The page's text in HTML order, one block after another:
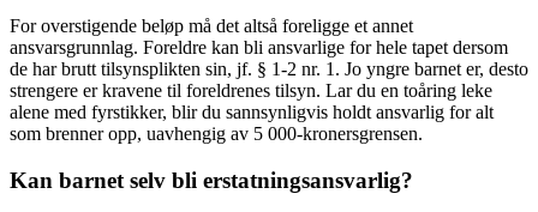
For overstigende beløp må det altså foreligge et annet
ansvarsgrunnlag. Foreldre kan bli ansvarlige for hele tapet dersom
de har brutt tilsynsplikten sin, jf. § 1-2 nr. 1. Jo yngre barnet er, desto
strengere er kravene til foreldrenes tilsyn. Lar du en toåring leke
alene med fyrstikker, blir du sannsynligvis holdt ansvarlig for alt
som brenner opp, uavhengig av 5 000-kronersgrensen.
Kan barnet selv bli erstatningsansvarlig?